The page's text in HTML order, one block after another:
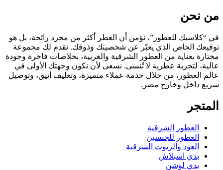
من نحن
في “كلاسيك للعطور”، نؤمن أن العطر أكثر من مجرد رائحة، بل هو
توقيعك الخاص الذي يعبّر عن شخصيتك وذوقك. نقدم لك مجموعة
مختارة بعناية من العطور الشرقية والغربية، بخلاصات فاخرة وجودة
عالية، لتجربة عطرية لا تُنسى. نسعى لأن نكون وجهتك الأولى في
عالم العطور، من خلال خدمة عملاء متميزة، وتغليف أنيق، وتوصيل
سريع داخل وخارج مصر.
المتجر
العطور الشرقية
العطور للجنسين
العود والزيوت الشرقية
بدي اسبلاش
بدي لوشن